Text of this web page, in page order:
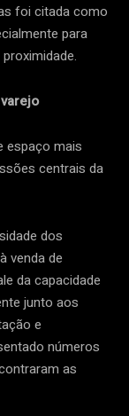
foi citada como
para
espaço mais
centrais da
dos
venda de
da capacidade
junto aos
e
números
as